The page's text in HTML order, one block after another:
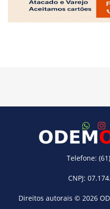
Telefone:
CNPJ:
Direitos autorais © 2026